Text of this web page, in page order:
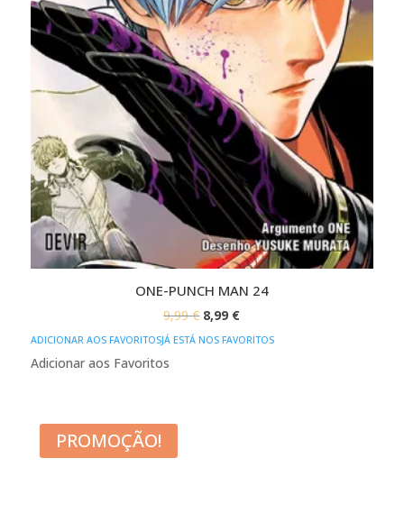
ONE-PUNCH MAN 24
9,99€ O
PREÇO
8,99 €O
PREÇO
ADICIONAR AOS FAVORITOSJÁ ESTÁ NOS FAVORITOS
Adicionar aos Favoritos
PROMOÇÃO!